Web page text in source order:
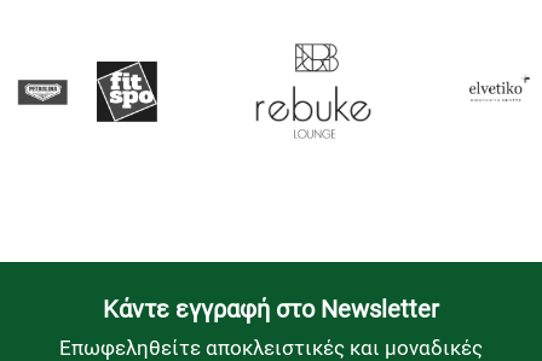
Kάντε εγγραφή στο Newsletter
Επωφεληθείτε αποκλειστικές και μοναδικές